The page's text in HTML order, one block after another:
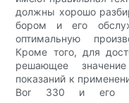
должны хорошо
бором и его
оптимальную
Кроме того, для
решающее
показаний к
Bor 330 и его